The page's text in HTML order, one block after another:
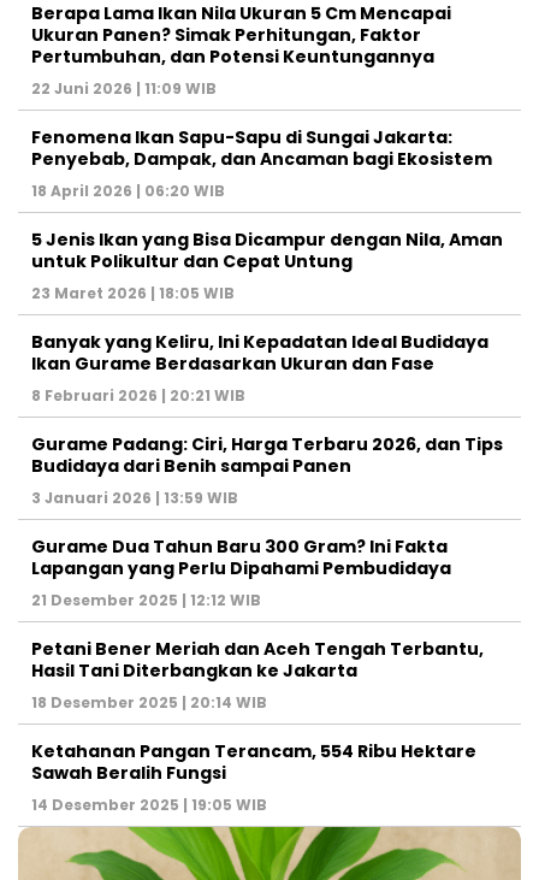
Berapa Lama Ikan Nila Ukuran 5 Cm Mencapai
Ukuran Panen? Simak Perhitungan, Faktor
Pertumbuhan, dan Potensi Keuntungannya
22 Juni 2026 | 11:09 WIB
Fenomena Ikan Sapu-Sapu di Sungai Jakarta:
Penyebab, Dampak, dan Ancaman bagi Ekosistem
18 April 2026 | 06:20 WIB
5 Jenis Ikan yang Bisa Dicampur dengan Nila, Aman
untuk Polikultur dan Cepat Untung
23 Maret 2026 | 18:05 WIB
Banyak yang Keliru, Ini Kepadatan Ideal Budidaya
Ikan Gurame Berdasarkan Ukuran dan Fase
8 Februari 2026 | 20:21 WIB
Gurame Padang: Ciri, Harga Terbaru 2026, dan Tips
Budidaya dari Benih sampai Panen
3 Januari 2026 | 13:59 WIB
Gurame Dua Tahun Baru 300 Gram? Ini Fakta
Lapangan yang Perlu Dipahami Pembudidaya
21 Desember 2025 | 12:12 WIB
Petani Bener Meriah dan Aceh Tengah Terbantu,
Hasil Tani Diterbangkan ke Jakarta
18 Desember 2025 | 20:14 WIB
Ketahanan Pangan Terancam, 554 Ribu Hektare
Sawah Beralih Fungsi
14 Desember 2025 | 19:05 WIB